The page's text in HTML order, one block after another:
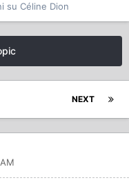
su Céline Dion
NEXT